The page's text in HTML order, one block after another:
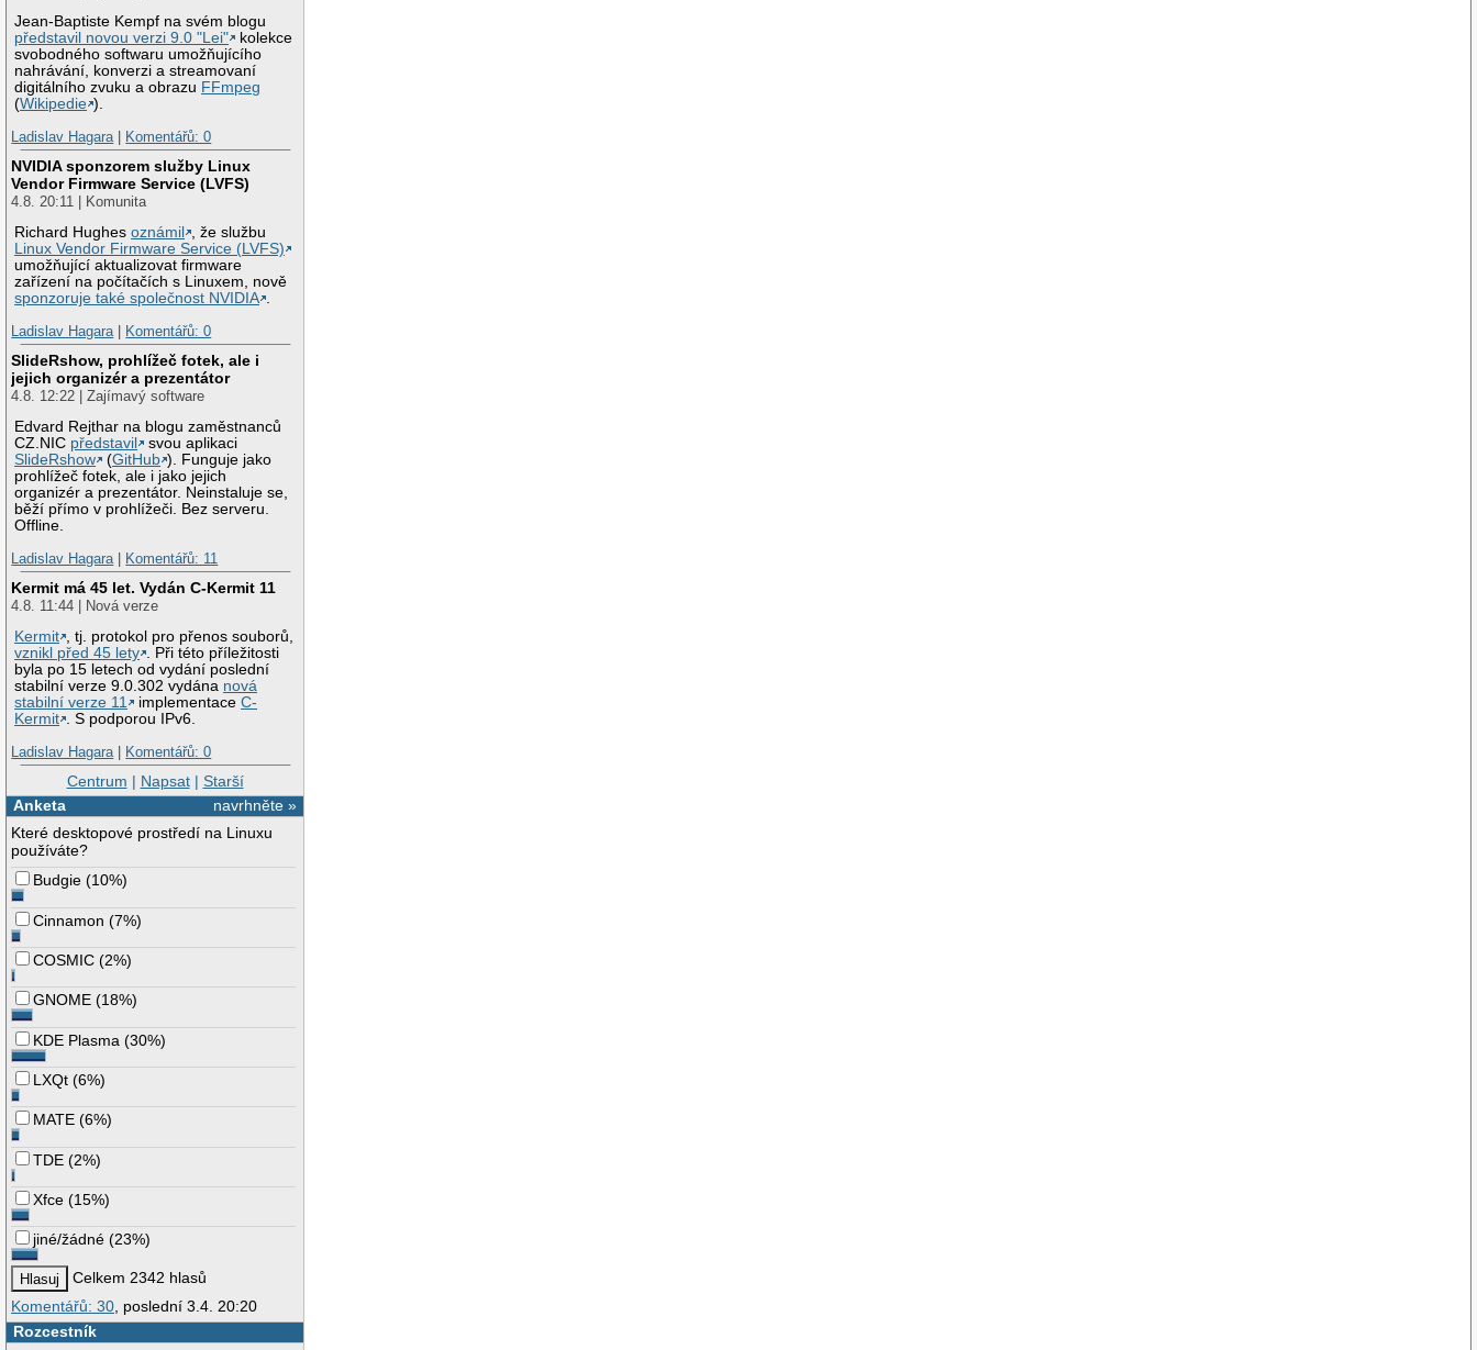
Jean-Baptiste Kempf na svém blogu
představil novou verzi 9.0 "Lei"
kolekce
svobodného softwaru umožňujícího
nahrávání, konverzi a streamovaní
digitálního zvuku a obrazu FFmpeg
(Wikipedie ).
Ladislav Hagara| Komentářů: 0
NVIDIA sponzorem služby Linux
Vendor Firmware Service (LVFS)
4.8. 20:11 | Komunita
Richard Hughesoznámil
, že službu
Linux Vendor Firmware Service (LVFS)
umožňující aktualizovat firmware
zařízení na počítačích s Linuxem, nově
sponzoruje také společnost NVIDIA .
Ladislav Hagara| Komentářů: 0
SlideRshow, prohlížeč fotek, ale i
jejich organizér a prezentátor
4.8. 12:22 | Zajímavý software
Edvard Rejthar na blogu zaměstnanců
CZ.NIC představil
svou aplikaci
SlideRshow
(GitHub ). Funguje jako
prohlížeč fotek, ale i jako jejich
organizér a prezentátor. Neinstaluje se,
běží přímo v prohlížeči. Bez serveru.
Offline.
Ladislav Hagara| Komentářů: 11
Kermit má 45 let. Vydán C-Kermit 11
4.8. 11:44 | Nová verze
Kermit , tj. protokol pro přenos souborů,
vznikl před 45 lety . Při této příležitosti
byla po 15 letech od vydání poslední
stabilní verze 9.0.302 vydána nová
stabilní verze 11
implementaceC-
Kermit . S podporou IPv6.
Ladislav Hagara| Komentářů: 0
Centrum | Napsat| Starší
navrhněte »
Anketa
Které desktopové prostředí na Linuxu
používáte?
Budgie (10%)
Cinnamon (7%)
COSMIC (2%)
GNOME (18%)
KDE Plasma (30%)
LXQt (6%)
MATE (6%)
TDE (2%)
Xfce (15%)
jiné/žádné (23%)
Celkem 2342 hlasů
Komentářů: 30 , poslední 3.4. 20:20
Rozcestník